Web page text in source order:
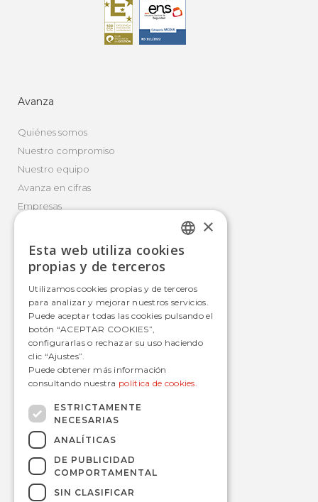
Avanza
Quiénes somos
Nuestro compromiso
Nuestro equipo
Avanza en cifras
Empresas
Autobús
Tranvía
Metro
Estaciones
Contacto
informacion@avanzagrupo.com
+34 916 021 900
SPANISH
×
Esta web utiliza cookies
propias y de terceros
Utilizamos cookies propias y de terceros
para analizar y mejorar nuestros servicios.
Puede aceptar todas las cookies pulsando el
botón “ACEPTAR COOKIES”,
configurarlas o rechazar su uso haciendo
clic “Ajustes”.
Puede obtener más información
consultando nuestra política de cookies.
ESTRICTAMENTE
NECESARIAS
ANALÍTICAS
DE PUBLICIDAD
COMPORTAMENTAL
SIN CLASIFICAR